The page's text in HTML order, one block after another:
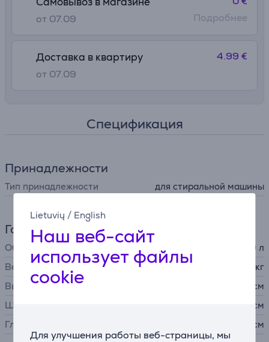
Lietuvių / English
Наш веб-сайт
использует файлы
cookie
Для улучшения работы веб-страницы, мы
от 07.09
Подробнее
Доставка в квартиру
от 07.09
4.99 €
Спецификация
Принадлежности
Тип принадлежности для стиральной машины
Габариты
Объем
60 л
Вес
3,592 кг
Высота
63,5 см
Ширина
38 см
Глубина
38 см